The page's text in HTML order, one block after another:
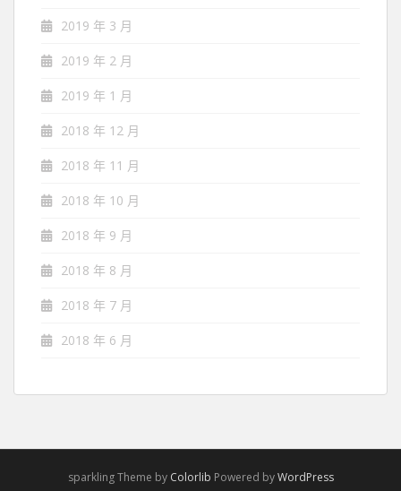
2019 年 3 月
2019 年 2 月
2019 年 1 月
2018 年 12 月
2018 年 11 月
2018 年 10 月
2018 年 9 月
2018 年 8 月
2018 年 7 月
2018 年 6 月
sparkling Theme by Colorlib Powered byWordPress